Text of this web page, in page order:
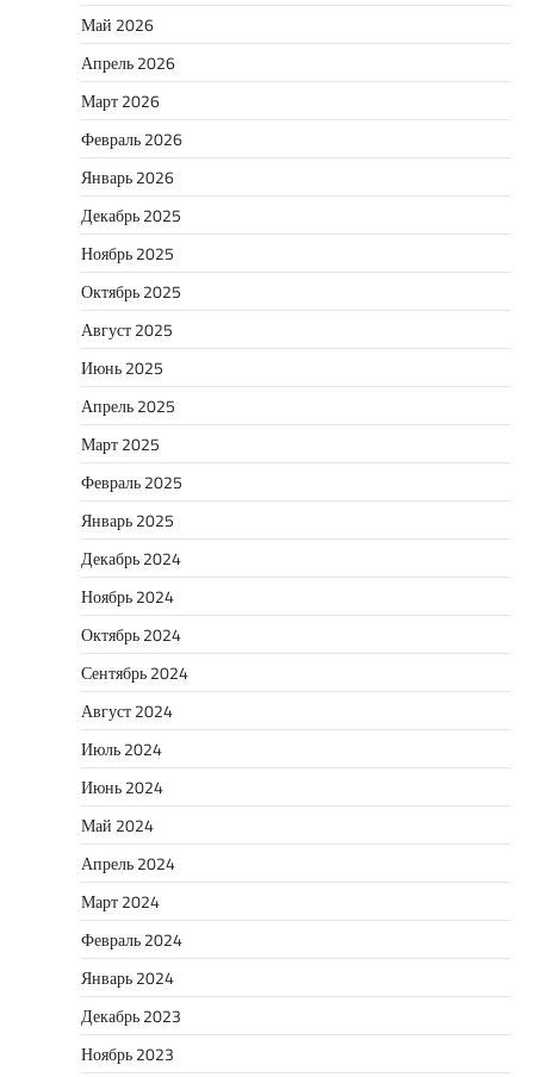
Май 2026
Апрель 2026
Март 2026
Февраль 2026
Январь 2026
Декабрь 2025
Ноябрь 2025
Октябрь 2025
Август 2025
Июнь 2025
Апрель 2025
Март 2025
Февраль 2025
Январь 2025
Декабрь 2024
Ноябрь 2024
Октябрь 2024
Сентябрь 2024
Август 2024
Июль 2024
Июнь 2024
Май 2024
Апрель 2024
Март 2024
Февраль 2024
Январь 2024
Декабрь 2023
Ноябрь 2023